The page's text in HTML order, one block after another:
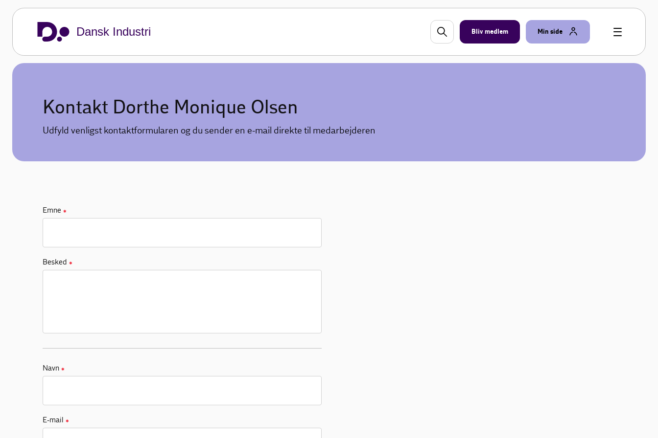
Dansk Industri Bliv medlem Min side
Kontakt Dorthe Monique Olsen
Udfyld venligst kontaktformularen og du sender en e-mail direkte til medarbejderen
Emne ✱
Besked ✱
Navn ✱
E-mail ✱